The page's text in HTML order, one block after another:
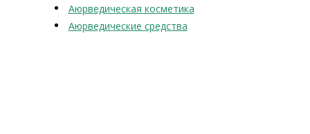
Аюрведическая косметика
Аюрведические средства